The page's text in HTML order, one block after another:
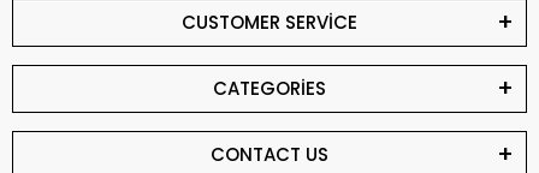
CUSTOMER SERVİCE
CATEGORİES
CONTACT US